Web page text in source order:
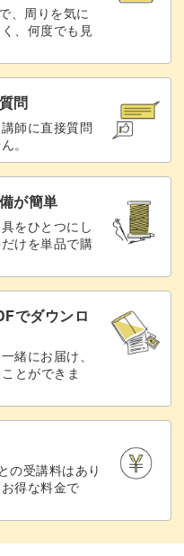
、周りを気に
、何度でも見
問
師に直接質問
。
が簡単
をひとつにし
けを単品で購
でダウンロ
緒にお届け、
とができま
の受講料はあり
得な料金で